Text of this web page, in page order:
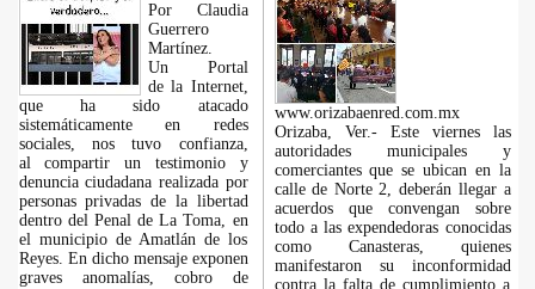
Por Claudia
Guerrero
Martínez.
​Un Portal
de la Internet,
que ha sido atacado
sistemáticamente en redes
sociales, nos tuvo confianza,
al compartir un testimonio y
denuncia ciudadana realizada por
personas privadas de la libertad
dentro del Penal de La Toma, en
el municipio de Amatlán de los
Reyes. En dicho mensaje exponen
graves anomalías, cobro de
www.orizabaenred.com.mx
Orizaba, Ver.- Este viernes las
autoridades municipales y
comerciantes que se ubican en la
calle de Norte 2, deberán llegar a
acuerdos que convengan sobre
todo a las expendedoras conocidas
como Canasteras, quienes
manifestaron su inconformidad
contra la falta de cumplimiento a